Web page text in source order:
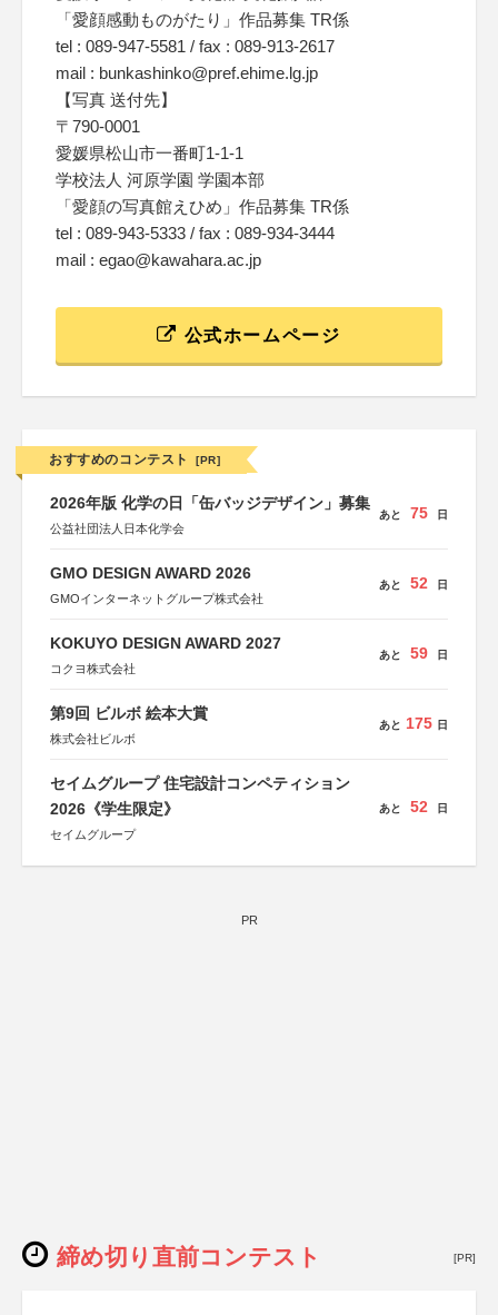
「愛顔感動ものがたり」作品募集 TR係
tel : 089-947-5581 / fax : 089-913-2617
mail : bunkashinko@pref.ehime.lg.jp
【写真 送付先】
〒790-0001
愛媛県松山市一番町1-1-1
学校法人 河原学園 学園本部
「愛顔の写真館えひめ」作品募集 TR係
tel : 089-943-5333 / fax : 089-934-3444
mail : egao@kawahara.ac.jp
公式ホームページ
おすすめのコンテスト [PR]
2026年版 化学の日「缶バッジデザイン」募集
公益社団法人日本化学会
あと 75 日
GMO DESIGN AWARD 2026
GMOインターネットグループ株式会社
あと 52 日
KOKUYO DESIGN AWARD 2027
コクヨ株式会社
あと 59 日
第9回 ビルボ 絵本大賞
株式会社ビルボ
あと 175 日
セイムグループ 住宅設計コンペティション
2026《学生限定》
セイムグループ
あと 52 日
PR
締め切り直前コンテスト [PR]